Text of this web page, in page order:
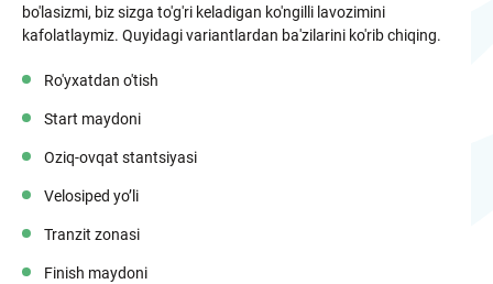
bo'lasizmi, biz sizga to'g'ri keladigan ko'ngilli lavozimini
kafolatlaymiz. Quyidagi variantlardan ba'zilarini ko'rib chiqing.
Ro'yxatdan o'tish
Start maydoni
Oziq-ovqat stantsiyasi
Velosiped yo’li
Tranzit zonasi
Finish maydoni